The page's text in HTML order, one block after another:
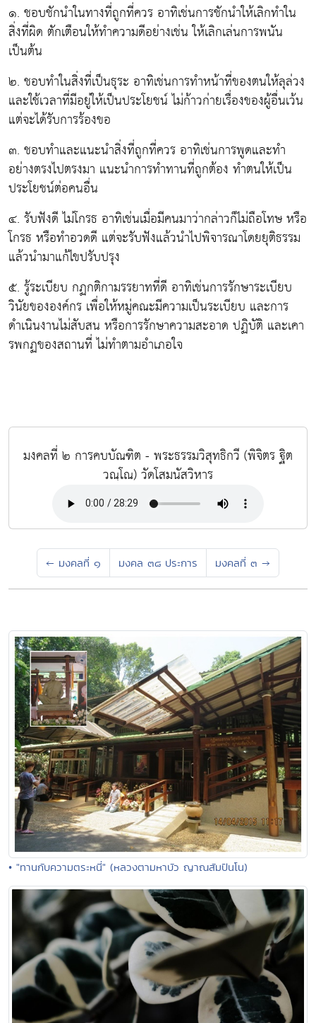
๑. ชอบชักนำในทางที่ถูกที่ควร อาทิเช่นการชักนำให้เลิกทำใน
สิ่งที่ผิด ตักเตือนให้ทำความดีอย่างเช่น ให้เลิกเล่นการพนัน
เป็นต้น
๒. ชอบทำในสิ่งที่เป็นธุระ อาทิเช่นการทำหน้าที่ของตนให้ลุล่วง
และใช้เวลาที่มีอยู่ให้เป็นประโยชน์ ไม่ก้าวก่ายเรื่องของผู้อื่นเว้น
แต่จะได้รับการร้องขอ
๓. ชอบทำและแนะนำสิ่งที่ถูกที่ควร อาทิเช่นการพูดและทำ
อย่างตรงไปตรงมา แนะนำการทำทานที่ถูกต้อง ทำตนให้เป็น
ประโยชน์ต่อคนอื่น
๔. รับฟังดี ไม่โกรธ อาทิเช่นเมื่อมีคนมาว่ากล่าวก็ไม่ถือโทษ หรือ
โกรธ หรือทำอวดดี แต่จะรับฟังแล้วนำไปพิจารณาโดยยุติธรรม
แล้วนำมาแก้ไขปรับปรุง
๕. รู้ระเบียบ กฏกติกามรรยาทที่ดี อาทิเช่นการรักษาระเบียบ
วินัยขององค์กร เพื่อให้หมู่คณะมีความเป็นระเบียบ และการ
ดำเนินงานไม่สับสน หรือการรักษาความสะอาด ปฏิบัติ และเคา
รพกฏของสถานที่ ไม่ทำตามอำเภอใจ
มงคลที่ ๒ การคบบัณฑิต - พระธรรมวิสุทธิกวี (พิจิตร ฐิต
วณฺโณ) วัดโสมนัสวิหาร
← มงคลที่ ๑ มงคล ๓๘ ประการ มงคลที่ ๓ →
• "ทานกับความตระหนี่" (หลวงตามหาบัว ญาณสัมปันโน)